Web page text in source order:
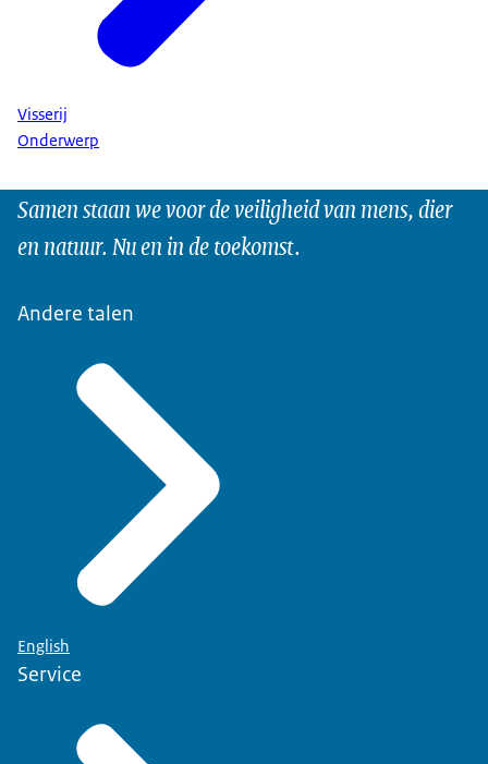
Visserij
Onderwerp
Samen staan we voor de veiligheid van mens, dier
en natuur. Nu en in de toekomst.
Andere talen
English
Service